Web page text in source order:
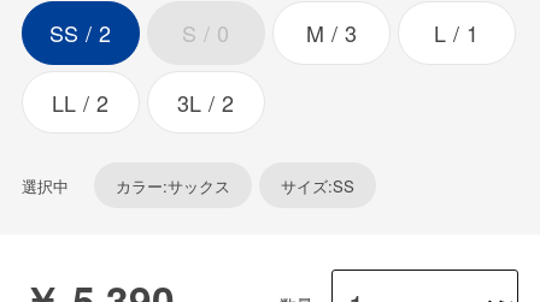
SS 2 S 0 M 3 L 1
LL 2 3L 2
選択中 カラー:サックス サイズ:SS